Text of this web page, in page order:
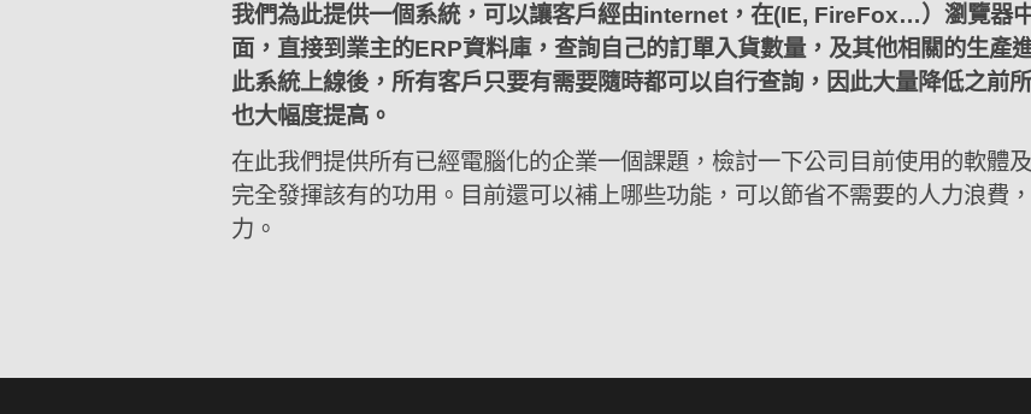
我們為此提供一個系統，可以讓客戶經由internet，在(IE, FireFox…）瀏覽器
面，直接到業主的ERP資料庫，查詢自己的訂單入貨數量，及其他相關的生產
此系統上線後，所有客戶只要有需要隨時都可以自行查詢，因此大量降低之前
也大幅度提高。
在此我們提供所有已經電腦化的企業一個課題，檢討一下公司目前使用的軟體
完全發揮該有的功用。目前還可以補上哪些功能，可以節省不需要的人力浪費
力。